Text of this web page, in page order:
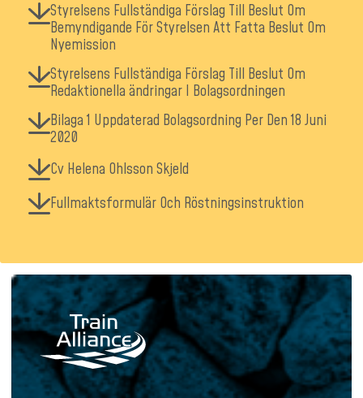
Styrelsens Fullständiga Förslag Till Beslut Om
Bemyndigande För Styrelsen Att Fatta Beslut Om
Nyemission
Styrelsens Fullständiga Förslag Till Beslut Om
Redaktionella ändringar I Bolagsordningen
Bilaga 1 Uppdaterad Bolagsordning Per Den 18 Juni
2020
Cv Helena Ohlsson Skjeld
Fullmaktsformulär Och Röstningsinstruktion